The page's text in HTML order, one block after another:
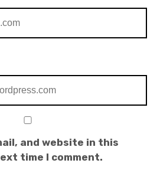
and website in this
time I comment.